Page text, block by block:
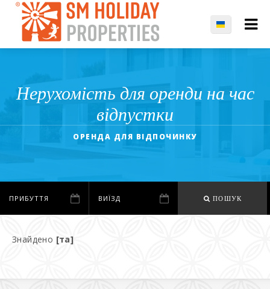
Нерухомість для оренди на час
відпустки
ОРЕНДА ДЛЯ ВІДПОЧИНКУ
ПОШУК
Знайдено [та]